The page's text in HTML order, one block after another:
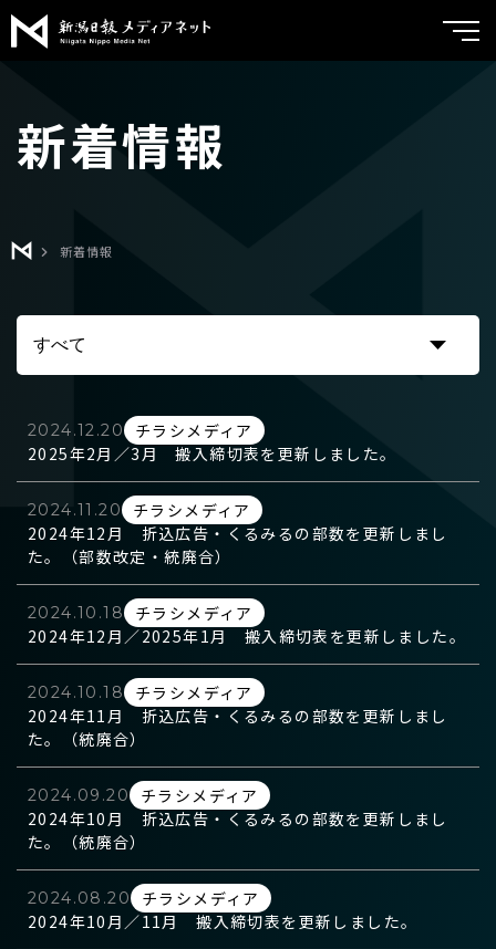
新潟日報
サービス紹介
ブランドコンサルティング
折込広告
ポスティング
デジタルマーケティング
SP・イベント
地域情報サイト「ガタチラ」
ECモール「ガタ市」
社史・記念誌制作
よくあるご質問
会社案内
新着情報
お問い合わせ
【本社】
〒950-1102 新潟市西区善久772番地2
TEL025-211-3555 （代表）
【流通本社】
〒950-1125 新潟市西区流通3丁目1-1
TEL025-233-3311（代表）
新着情報
新着情報
2024.12.20
チラシメディア
2025年2月／3月 搬入締切表を更新しました。
2024.11.20
チラシメディア
2024年12月 折込広告・くるみるの部数を更新しまし
た。（部数改定・統廃合）
2024.10.18
チラシメディア
2024年12月／2025年1月 搬入締切表を更新しました。
2024.10.18
チラシメディア
2024年11月 折込広告・くるみるの部数を更新しまし
た。（統廃合）
2024.09.20
チラシメディア
2024年10月 折込広告・くるみるの部数を更新しまし
た。（統廃合）
2024.08.20
チラシメディア
2024年10月／11月 搬入締切表を更新しました。